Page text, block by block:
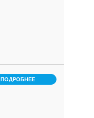
ПОДРОБНЕЕ